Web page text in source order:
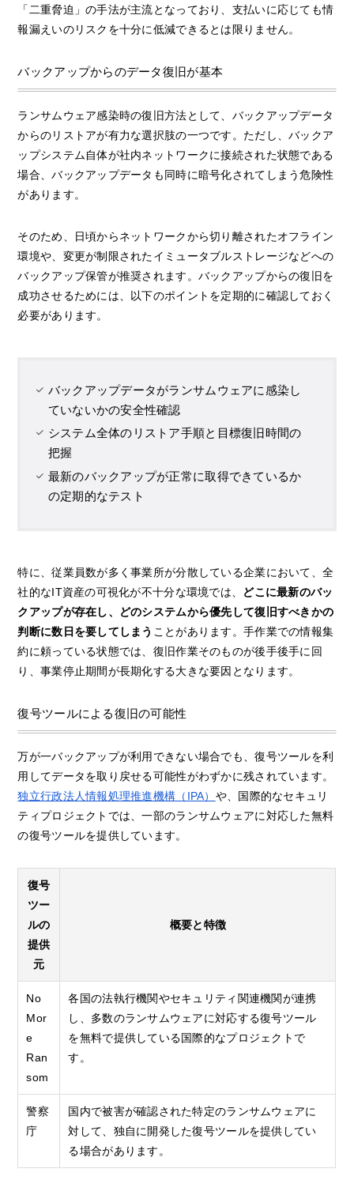
「二重脅迫」の手法が主流となっており、支払いに応じても情
報漏えいのリスクを十分に低減できるとは限りません。
バックアップからのデータ復旧が基本
ランサムウェア感染時の復旧方法として、バックアップデータ
からのリストアが有力な選択肢の一つです。ただし、バックア
ップシステム自体が社内ネットワークに接続された状態である
場合、バックアップデータも同時に暗号化されてしまう危険性
があります。
そのため、日頃からネットワークから切り離されたオフライン
環境や、変更が制限されたイミュータブルストレージなどへの
バックアップ保管が推奨されます。バックアップからの復旧を
成功させるためには、以下のポイントを定期的に確認しておく
必要があります。
バックアップデータがランサムウェアに感染し
ていないかの安全性確認
システム全体のリストア手順と目標復旧時間の
把握
最新のバックアップが正常に取得できているか
の定期的なテスト
特に、従業員数が多く事業所が分散している企業において、全
社的なIT資産の可視化が不十分な環境では、
どこに最新のバッ
クアップが存在し、どのシステムから優先して復旧すべきかの
判断に数日を要してしまう ことがあります。手作業での情報集
約に頼っている状態では、復旧作業そのものが後手後手に回
り、事業停止期間が長期化する大きな要因となります。
復号ツールによる復旧の可能性
万が一バックアップが利用できない場合でも、復号ツールを利
用してデータを取り戻せる可能性がわずかに残されています。
独立行政法人情報処理推進機構（IPA） や、国際的なセキュリ
ティプロジェクトでは、一部のランサムウェアに対応した無料
の復号ツールを提供しています。
復号
ツー
ルの
提供
元
概要と特徴
No
Mor
e
Ran
som
各国の法執行機関やセキュリティ関連機関が連携
し、多数のランサムウェアに対応する復号ツール
を無料で提供している国際的なプロジェクトで
す。
警察
庁
国内で被害が確認された特定のランサムウェアに
対して、独自に開発した復号ツールを提供してい
る場合があります。